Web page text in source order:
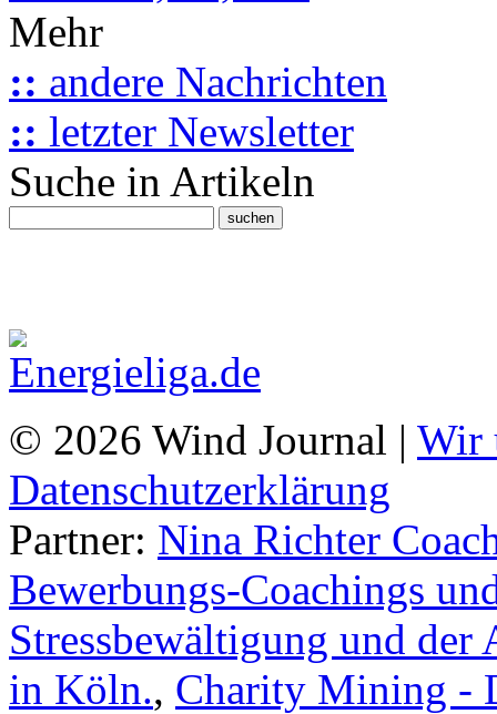
Mehr
:: andere Nachrichten
:: letzter Newsletter
Suche in Artikeln
© 2026 Wind Journal | Wir
Datenschutzerklärung
Partner: Nina Richter
Bewerbungs-Coachings
Stressbewältigung und
in Köln., Charity Mining -